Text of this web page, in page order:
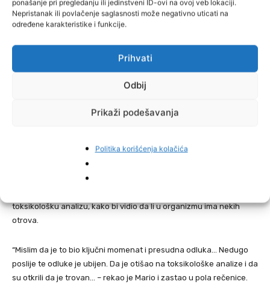
ponašanje pri pregledanju ili jedinstveni ID-ovi na ovoj veb lokaciji.
Nepristanak ili povlačenje saglasnosti može negativno uticati na
određene karakteristike i funkcije.
Prihvati
Odbij
Prikaži podešavanja
Politika korišćenja kolačića
tog perioda.
da mu otiče. Pitali smo ga milion puta da li je dobro, kako se
Poslije mi je rekao, kada sam ga ponovo vidio u tom čudnom
stanju, da je bio kod ljekara, da mu je rekao da je dobro, da mu je i
krvna slika dobra… – priča Mario i dodaje da je Saša, kako on
Slavonskog Broda vraćao za Doboj.
Ipak, na uporno nagovaranje Bašića da do kraja istraži i pronađe
toksikološku analizu, kako bi vidio da li u organizmu ima nekih
otrova.
“Mislim da je to bio ključni momenat i presudna odluka… Nedugo
poslije te odluke je ubijen. Da je otišao na toksikološke analize i da
su otkrili da je trovan… – rekao je Mario i zastao u pola rečenice.